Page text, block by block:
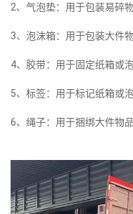
2、气泡垫：用于包装易碎
3、泡沫箱：用于包装大件
4、胶带：用于固定纸箱或
5、标签：用于标记纸箱或
6、绳子：用于捆绑大件物